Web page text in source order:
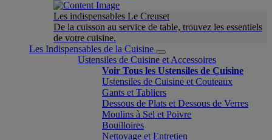
Les indispensables Le Creuset
De la cuisson au service de table, trouvez les essentiels
de votre cuisine.
Les Indispensables de la Cuisine
Ustensiles de Cuisine et Accessoires
Voir Tous les Ustensiles de Cuisine
Ustensiles de Cuisine et Couteaux
Gants et Tabliers
Dessous de Plats et Dessous de Verres
Moulins à Sel et Poivre
Bouilloires
Nettoyage et Entretien